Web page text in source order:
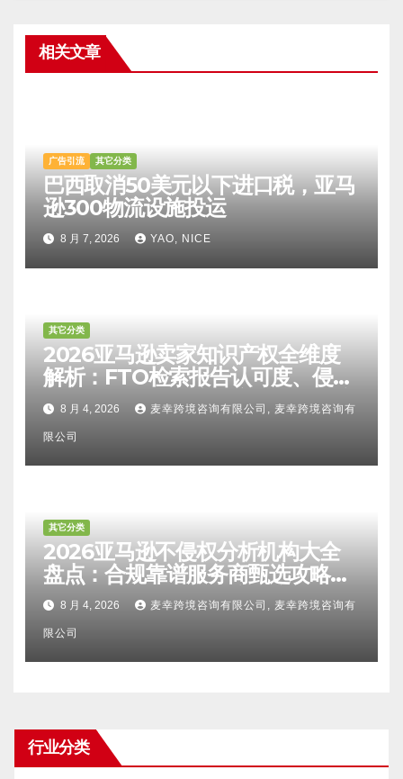
相关文章
广告引流 其它分类
巴西取消50美元以下进口税，亚马
逊300物流设施投运
8 月 7, 2026 YAO, NICE
其它分类
2026亚马逊卖家知识产权全维度
解析：FTO检索报告认可度、侵权
比对区别、TRO应诉方法及服务商
甄选避坑全攻略
8 月 4, 2026 麦幸跨境咨询有限公司, 麦幸跨境咨询有
限公司
其它分类
2026亚马逊不侵权分析机构大全
盘点：合规靠谱服务商甄选攻略、
避坑FAQ及标杆机构实力详解
8 月 4, 2026 麦幸跨境咨询有限公司, 麦幸跨境咨询有
限公司
行业分类